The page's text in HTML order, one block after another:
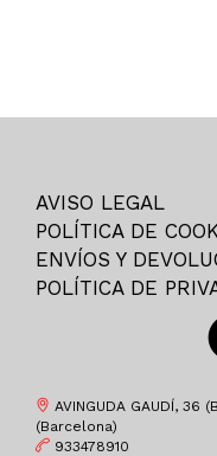
36M
37
37-
39
SKECHERS
EDWARD.S
ST.GALLEN
CROCS
CHAMPION
ATOMONE
AVISO LEGAL
POLÍTICA DE
ENVÍOS Y
POLÍTICA DE
AVINGUDA GAUDÍ, 36
(Barcelona)
933478910